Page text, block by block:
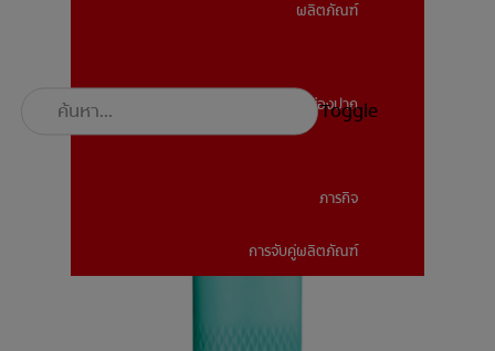
ผลิตภัณฑ์
สุขภาพช่องปาก
ภารกิจ
การจับคู่ผลิตภัณฑ์
Toggle